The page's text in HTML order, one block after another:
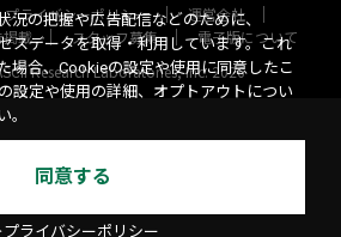
プライバシーポリシー
運営会社
載 スタッフ募集
電子版について
Research Laboratories, Inc. 2026
況の把握や広告配信などのために、
スデータを取得・利用しています。これ
場合、Cookieの設定や使用に同意したこ
設定や使用の詳細、オプトアウトについ
。
同意する
プライバシーポリシー